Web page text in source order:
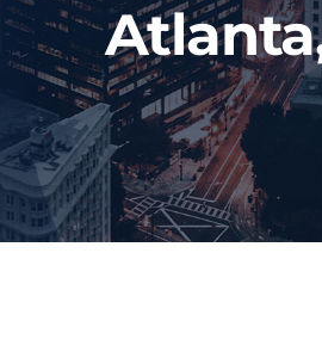
Contacta con nosotros
Injured? Call
(404) 529-9371